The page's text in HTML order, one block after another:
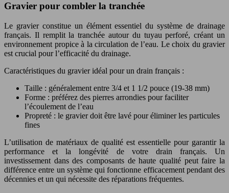
Gravier pour combler la tranchée
Le gravier constitue un élément essentiel du système de drainage
français. Il remplit la tranchée autour du tuyau perforé, créant un
environnement propice à la circulation de l’eau. Le choix du gravier
est crucial pour l’efficacité du drainage.
Caractéristiques du gravier idéal pour un drain français :
Taille : généralement entre 3/4 et 1 1/2 pouce (19-38 mm)
Forme : préférez des pierres arrondies pour faciliter
l’écoulement de l’eau
Propreté : le gravier doit être lavé pour éliminer les particules
fines
L’utilisation de matériaux de qualité est essentielle pour garantir la
performance et la longévité de votre drain français. Un
investissement dans des composants de haute qualité peut faire la
différence entre un système qui fonctionne efficacement pendant des
décennies et un qui nécessite des réparations fréquentes.